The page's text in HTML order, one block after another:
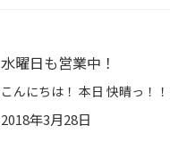
水曜日も営業中！
2018年3月28日